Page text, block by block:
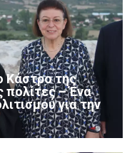
Κάστρο της
πολίτες – Ένα
για την